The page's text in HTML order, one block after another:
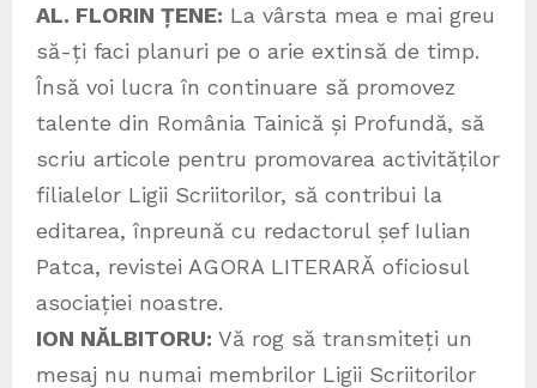
AL. FLORIN ȚENE: La vârsta mea e mai greu
să-ți faci planuri pe o arie extinsă de timp.
Însă voi lucra în continuare să promovez
talente din România Tainică și Profundă, să
scriu articole pentru promovarea activităților
filialelor Ligii Scriitorilor, să contribui la
editarea, înpreună cu redactorul șef Iulian
Patca, revistei AGORA LITERARĂ oficiosul
asociației noastre.
ION NĂLBITORU: Vă rog să transmiteți un
mesaj nu numai membrilor Ligii Scriitorilor